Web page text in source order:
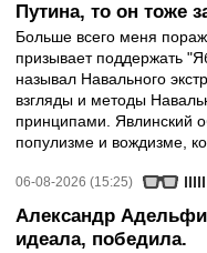
Путина, то он тоже
Больше всего меня
призывает поддержать
называл Навального
взгляды и методы
принципами. Явлинский
популизме и вождизме,
06-08-2026 (15:25)
Александр
идеала, победила.